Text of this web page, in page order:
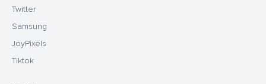
Twitter
Samsung
JoyPixels
Tiktok